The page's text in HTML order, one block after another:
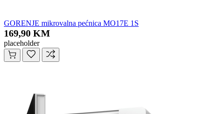
GORENJE mikrovalna pećnica MO17E 1S
169,90 KM
placeholder